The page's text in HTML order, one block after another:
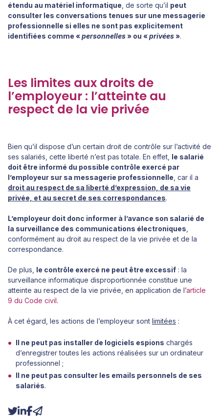
étendu au matériel informatique , de sorte qu’il peut
consulter les conversations tenues sur une messagerie
professionnelle si elles ne sont pas explicitement
identifiées comme «personnelles» ou «privées».
Les limites aux droits de
l’employeur : l’atteinte au
respect de la vie privée
Bien qu’il dispose d’un certain droit de contrôle sur l’activité de
ses salariés, cette liberté n’est pas totale. En effet, le salarié
doit être informé du possible contrôle exercé par
l’employeur sur sa messagerie professionnelle , car il a
droit au respect de sa liberté d’expression, de sa vie
privée, et au secret de ses correspondances.
L’employeur doit donc informer à l’avance son salarié de
la surveillance des communications électroniques
conformément au droit au respect de la vie privée et de la
correspondance.
De plus, le contrôle exercé ne peut être excessif : la
surveillance informatique disproportionnée constitue une
atteinte au respect de la vie privée, en application de l’article
9 du Code civil.
À cet égard, les actions de l’employeur sont limitées :
Il ne peut pas installer de logiciels espions chargés
d’enregistrer toutes les actions réalisées sur un ordinateur
professionnel ;
Il ne peut pas consulter les emails personnels de ses
salariés.